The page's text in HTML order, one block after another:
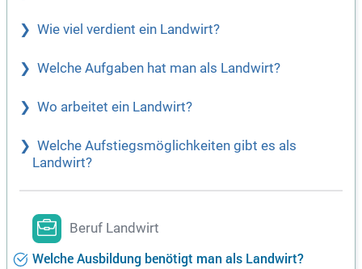
Wie viel verdient ein Landwirt?
Welche Aufgaben hat man als Landwirt?
Wo arbeitet ein Landwirt?
Welche Aufstiegsmöglichkeiten gibt es als
Landwirt?
Beruf Landwirt
Welche Ausbildung benötigt man als Landwirt?